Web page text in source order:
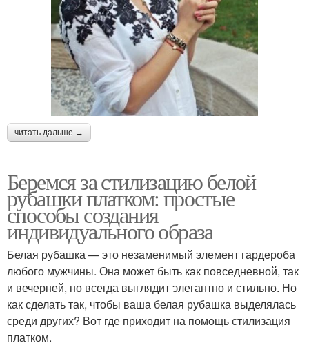
читать дальше →
Беремся за стилизацию белой
рубашки платком: простые
способы создания
индивидуального образа
Белая рубашка — это незаменимый элемент гардероба
любого мужчины. Она может быть как повседневной, так
и вечерней, но всегда выглядит элегантно и стильно. Но
как сделать так, чтобы ваша белая рубашка выделялась
среди других? Вот где приходит на помощь стилизация
платком.